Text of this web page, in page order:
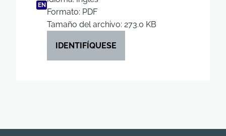
EN
Formato: PDF
Tamaño del archivo: 273.0 KB
IDENTIFÍQUESE